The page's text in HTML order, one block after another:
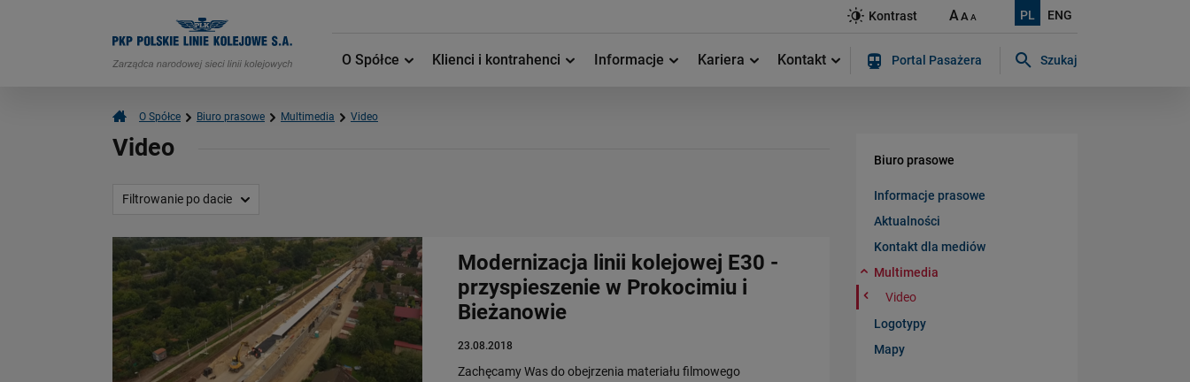
PL ENG
Kontrast AAA
O Spółce Klienci i kontrahenci Informacje Kariera Kontakt Portal Pasażera Szukaj
O Spółce Biuro prasowe Multimedia Video
Video
Filtrowanie po dacie
Modernizacja linii kolejowej E30 -
przyspieszenie w Prokocimiu i
Bieżanowie
23.08.2018
Zachęcamy Was do obejrzenia materiału filmowego
Biuro prasowe
Informacje prasowe
Aktualności
Kontakt dla mediów
Multimedia
Video
Logotypy
Mapy